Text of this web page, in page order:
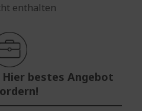
enthalten
bestes Angebot